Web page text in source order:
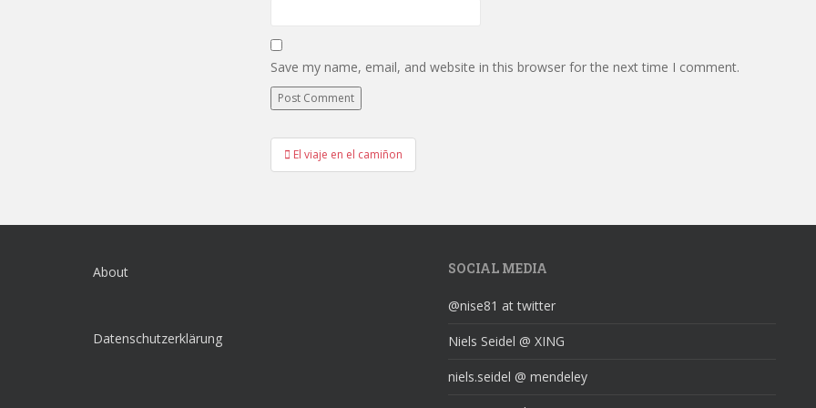
Save my name, email, and website in this browser for the next time I comment.
Post
navigation
El viaje en el camiñon
About
Datenschutzerklärung
SOCIAL MEDIA
@nise81 at twitter
Niels Seidel @ XING
niels.seidel @ mendeley